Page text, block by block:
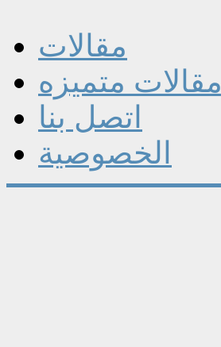
مقالات
مقالات متميزه
اتصل بنا
الخصوصية